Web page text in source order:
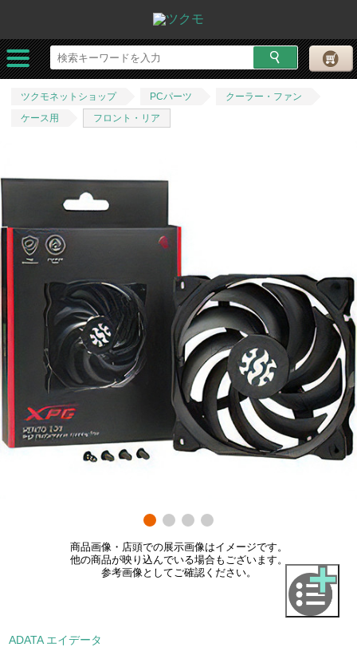
ツクモネットショップ PCパーツ
クーラー・ファン
ケース用
フロント・リア
商品画像・店頭での展示画像はイメージです。
他の商品が映り込んでいる場合もございます。
参考画像としてご確認ください。
ADATA エイデータ